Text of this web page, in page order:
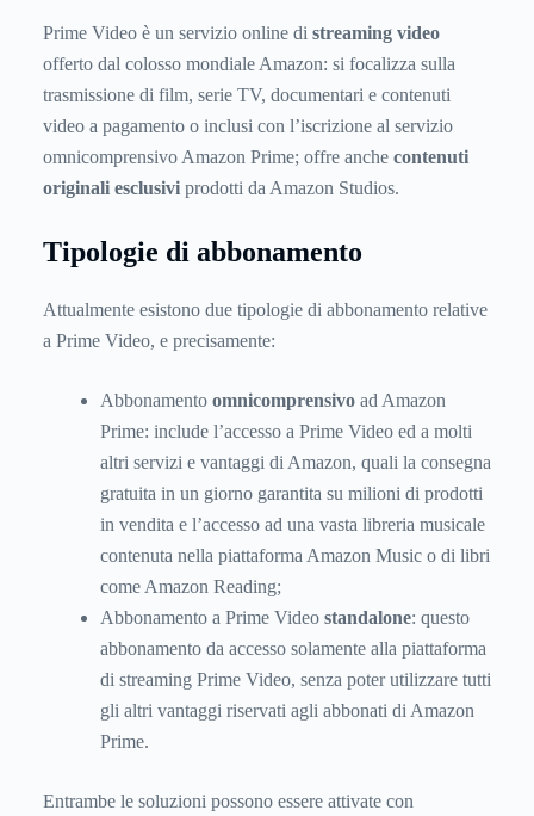
Prime Video è un servizio online di streaming video
offerto dal colosso mondiale Amazon: si focalizza sulla
trasmissione di film, serie TV, documentari e contenuti
video a pagamento o inclusi con l’iscrizione al servizio
omnicomprensivo Amazon Prime; offre anche contenuti
originali esclusivi prodotti da Amazon Studios.
Tipologie di abbonamento
Attualmente esistono due tipologie di abbonamento relative
a Prime Video, e precisamente:
Abbonamento omnicomprensivo ad Amazon
Prime: include l’accesso a Prime Video ed a molti
altri servizi e vantaggi di Amazon, quali la consegna
gratuita in un giorno garantita su milioni di prodotti
in vendita e l’accesso ad una vasta libreria musicale
contenuta nella piattaforma Amazon Music o di libri
come Amazon Reading;
Abbonamento a Prime Video standalone: questo
abbonamento da accesso solamente alla piattaforma
di streaming Prime Video, senza poter utilizzare tutti
gli altri vantaggi riservati agli abbonati di Amazon
Prime.
Entrambe le soluzioni possono essere attivate con